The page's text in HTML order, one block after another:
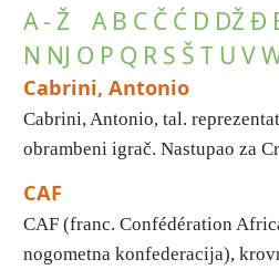
A - Ž A B C Č Ć D DŽĐ
N NJ O P Q R S Š T U V
Cabrini, Antonio
Cabrini, Antonio, tal.
obrambeni igrač. Nastupao za
CAF
CAF (franc. Confé­dération
nogometna konfederacija),